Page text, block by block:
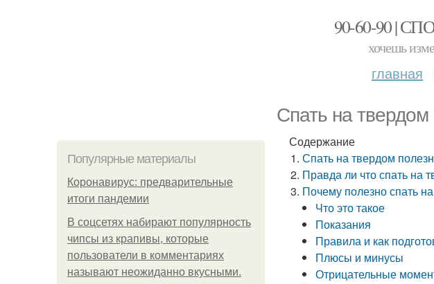
90-60-90 |
хочешь
главная
Спать на твердом
Популярные материалы
Коронавирус: предварительные
итоги пандемии
В соцсетях набирают популярность
чипсы из крапивы, которые
пользователи в комментариях
называют неожиданно вкусными.
Содержание
Спать на твердом
Правда ли что спать на
Почему полезно спать
Что это такое
Показания
Правила и как
Плюсы и минусы
Отрицательные